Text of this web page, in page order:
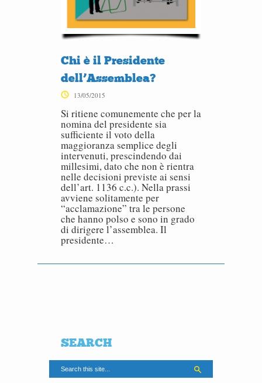
Chi è il Presidente
dell’Assemblea?
13/05/2015
Si ritiene comunemente che per la
nomina del presidente sia
sufficiente il voto della
maggioranza semplice degli
intervenuti, prescindendo dai
millesimi, dato che non è rientra
nelle decisioni previste ai sensi
dell’art. 1136 c.c.). Nella prassi
avviene solitamente per
“acclamazione” tra le persone
che hanno polso e sono in grado
di dirigere l’assemblea. Il
presidente…
SEARCH